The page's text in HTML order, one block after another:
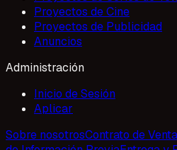
Proyectos de Cine
Proyectos de Publicidad
Anuncios
Administración
Inicio de Sesión
Aplicar
Sobre nosotrosContrato de